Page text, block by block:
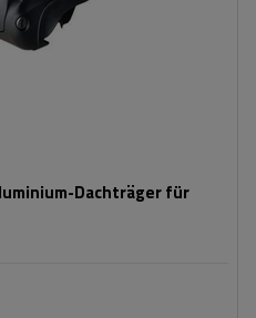
Dachträger für